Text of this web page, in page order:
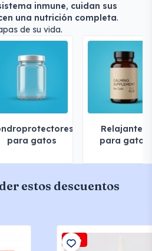
inmune, cuidan sus
una nutrición completa.
de su vida.
para gatos
Relajantes
para gatos
estos descuentos
-5%